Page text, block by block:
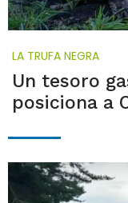
LA TRUFA NEGRA
Un tesoro
posiciona a